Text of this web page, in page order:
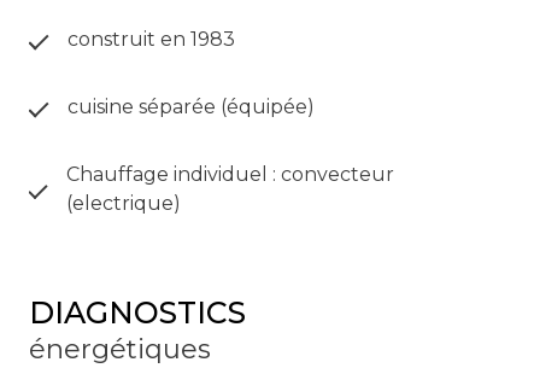
construit en 1983
cuisine séparée (équipée)
Chauffage individuel : convecteur
(electrique)
DIAGNOSTICS
énergétiques